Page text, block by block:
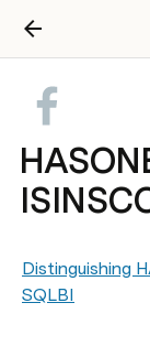
Distinguishing
SQLBI